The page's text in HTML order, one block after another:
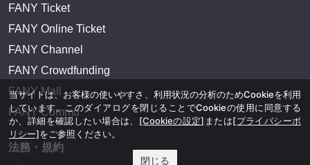
FANY Ticket
FANY Online Ticket
FANY Channel
FANY Crowdfunding
FANY Mall
FANY Commu
法務・規約
当サイトは、お客様の使いやすさ、利用状況の分析のためCookieを利用
しています。このダイアログを閉じることでCookieの使用に同意する
か、詳細を確認したい場合は、 [Cookieの設定] または[プライバシーポ
リシー]をご参照ください。
閉じる